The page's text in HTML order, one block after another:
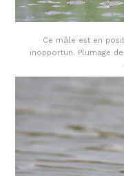
Ce mâle est en
inopportun. Plumage